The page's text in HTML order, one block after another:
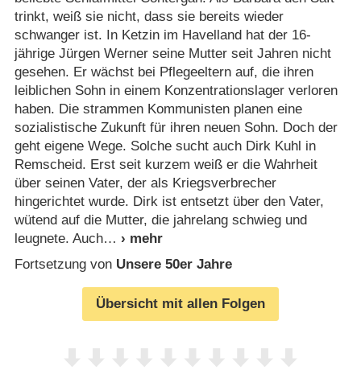
trinkt, weiß sie nicht, dass sie bereits wieder
schwanger ist. In Ketzin im Havelland hat der 16-
jährige Jürgen Werner seine Mutter seit Jahren nicht
gesehen. Er wächst bei Pflegeeltern auf, die ihren
leiblichen Sohn in einem Konzentrationslager verloren
haben. Die strammen Kommunisten planen eine
sozialistische Zukunft für ihren neuen Sohn. Doch der
geht eigene Wege. Solche sucht auch Dirk Kuhl in
Remscheid. Erst seit kurzem weiß er die Wahrheit
über seinen Vater, der als Kriegsverbrecher
hingerichtet wurde. Dirk ist entsetzt über den Vater,
wütend auf die Mutter, die jahrelang schwieg und
leugnete. Auch
Fortsetzung von Unsere 50er Jahre
Übersicht mit allen Folgen